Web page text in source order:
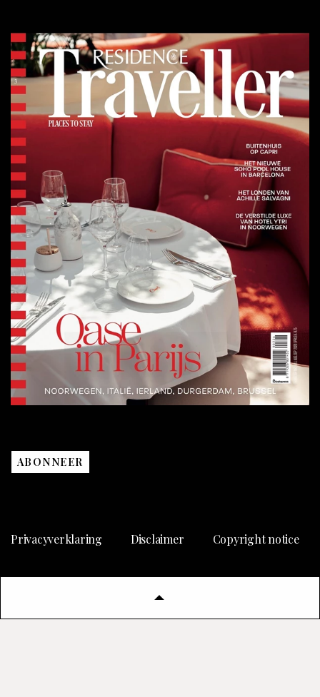
ABONNEER
Privacyverklaring Disclaimer Copyright notice